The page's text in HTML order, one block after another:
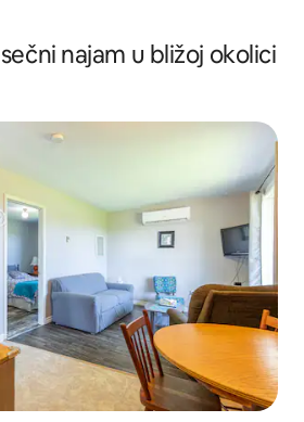
najam u bližoj okolici